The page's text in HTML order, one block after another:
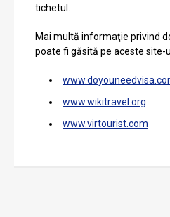
tichetul.
Mai multă informaţie privind
poate fi găsită pe aceste site-
www.wikitravel.org
www.virtourist.com